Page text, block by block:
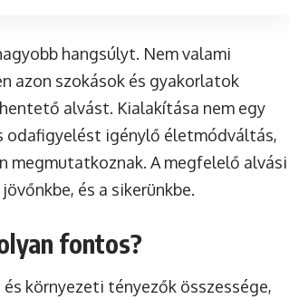
hangsúlyt. Nem valami
azon szokások és gyakorlatok
alvást. Kialakítása nem egy
odafigyelést igénylő életmódváltás,
megmutatkoznak. A megfelelő alvási
és a sikerünkbe.
fontos?
környezeti tényezők összessége,